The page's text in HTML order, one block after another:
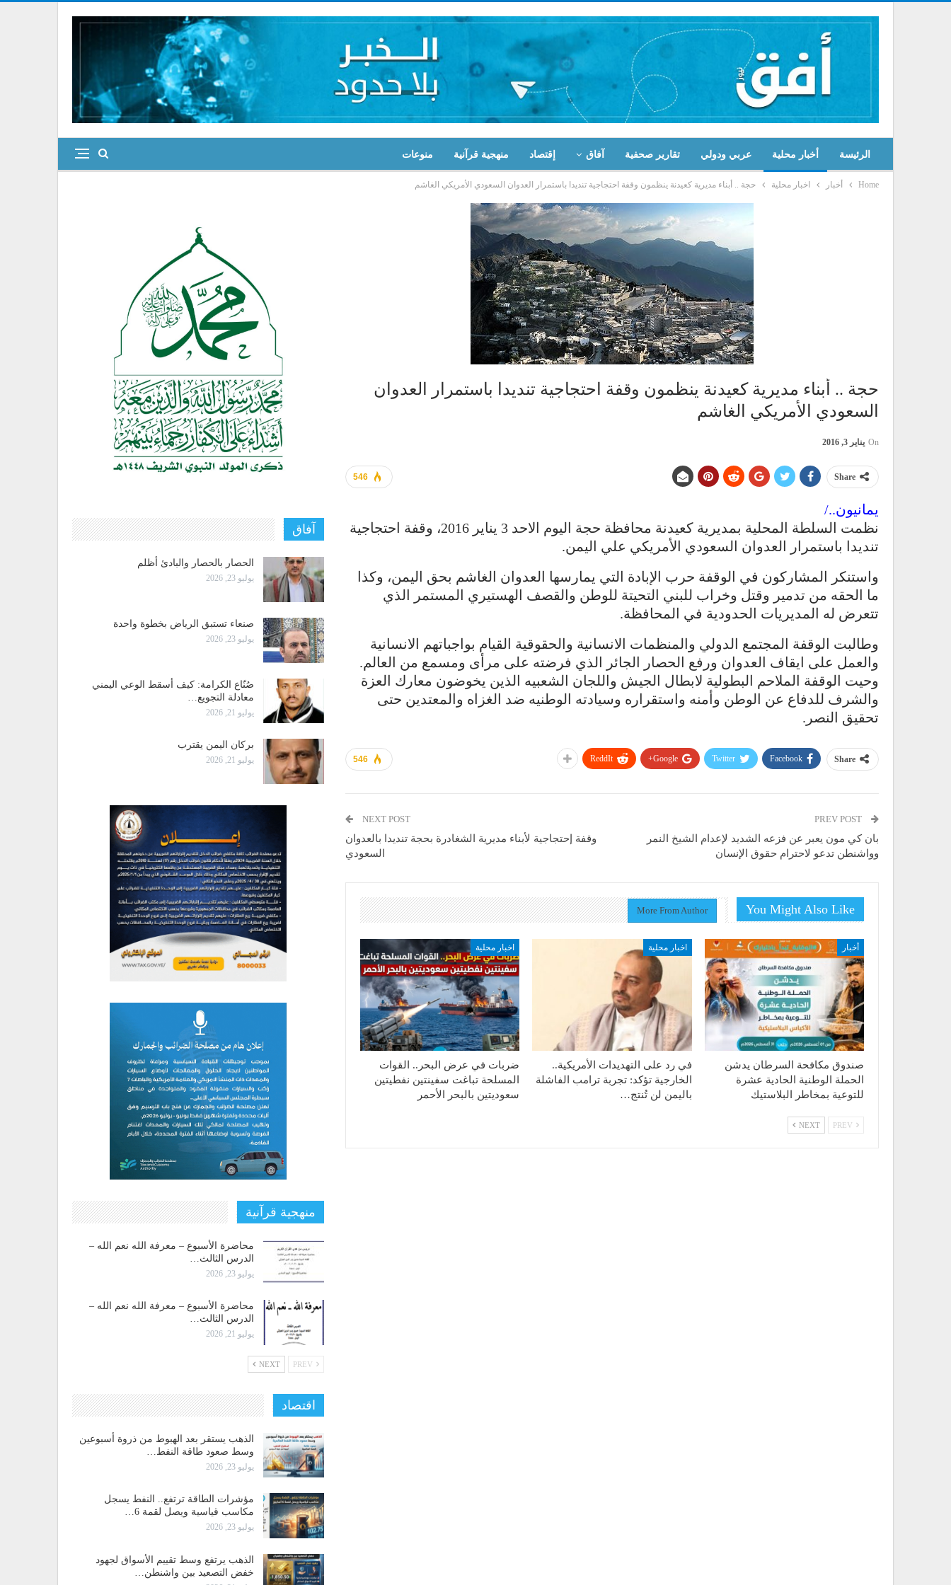
الرئيسة أخبار محلية عربي ودولي تقارير صحفية آفاق إقتصاد منهجية قرآنية منوعات
Home أخبار اخبار محلية حجة .. أبناء مديرية كعيدنة ينظمون وقفة احتجاجية تنديدا باستمرار العدوان السعودي الأمريكي الغاشم
حجة .. أبناء مديرية كعيدنة ينظمون وقفة احتجاجية تنديدا باستمرار العدوان
السعودي الأمريكي الغاشم
On يناير 3, 2016
546 Share
يمانيون../
نظمت السلطة المحلية بمديرية كعيدنة محافظة حجة اليوم الاحد 3 يناير 2016، وقفة احتجاجية
تنديدا باستمرار العدوان السعودي الأمريكي علي اليمن.
واستنكر المشاركون في الوقفة حرب اﻹبادة التي يمارسها العدوان الغاشم بحق اليمن، وكذا
ما الحقه من تدمير وقتل وخراب للبني التحيتة للوطن والقصف الهستيري المستمر الذي
تتعرض له المديريات الحدودية في المحافظة.
وطالبت الوقفة المجتمع الدولي والمنظمات الانسانية والحقوقية القيام بواجباتهم الانسانية
والعمل على ايقاف العدوان ورفع الحصار الجائر الذي فرضته على مرأى ومسمع من العالم.
وحيت الوقفة الملاحم البطولية لابطال الجيش واللجان الشعبيه الذين يخوضون معارك العزة
والشرف للدفاع عن الوطن وأمنه واستقراره وسيادته الوطنيه ضد الغزاه والمعتدين حتى
تحقيق النصر.
546 Share
Facebook
Twitter
Google+
ReddIt
بان كي مون يعبر عن فزعه الشديد لإعدام الشيخ النمر
وواشنطن تدعو لاحترام حقوق الإنسان
NEXT POST
وقفة إحتجاجية لأبناء مديرية الشغادرة بحجة تنديدا بالعدوان
السعودي
You Might Also Like
More From Author
أخبار
صندوق مكافحة السرطان يدشن
الحملة الوطنية الحادية عشرة
للتوعية بمخاطر البلاستيك
اخبار محلية
في رد على التهديدات الأمريكية..
الخارجية تؤكد: تجربة ترامب الفاشلة
باليمن لن تُنتج…
اخبار محلية
ضربات في عرض البحر.. القوات
المسلحة تباغت سفينتين نفطيتين
سعوديتين بالبحر الأحمر
NEXT
آفاق
الحصار بالحصار والبادئ أظلم
يوليو 23, 2026
صنعاء تستبق الرياض بخطوة واحدة
يوليو 23, 2026
صُنّاع الكرامة: كيف أسقط الوعي اليمني
معادلة التجويع…
يوليو 21, 2026
بركان اليمن يقترب
يوليو 21, 2026
منهجية قرآنية
محاضرة الأسبوع – معرفة الله نعم الله –
الدرس الثالث…
يوليو 23, 2026
محاضرة الأسبوع – معرفة الله نعم الله –
الدرس الثالث…
يوليو 21, 2026
NEXT
اقتصاد
الذهب يستقر بعد الهبوط من ذروة أسبوعين
وسط صعود طاقة النفط…
يوليو 23, 2026
مؤشرات الطاقة ترتفع.. النفط يسجل
مكاسب قياسية ويصل لقمة 6…
يوليو 23, 2026
الذهب يرتفع وسط تقييم الأسواق لجهود
خفض التصعيد بين واشنطن…